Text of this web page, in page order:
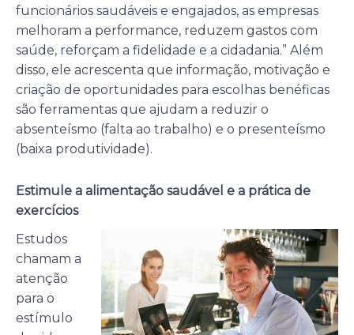
funcionários saudáveis e engajados, as empresas
melhoram a performance, reduzem gastos com
saúde, reforçam a fidelidade e a cidadania.” Além
disso, ele acrescenta que informação, motivação e
criação de oportunidades para escolhas benéficas
são ferramentas que ajudam a reduzir o
absenteísmo (falta ao trabalho) e o presenteísmo
(baixa produtividade).
Estimule a alimentação saudável e a prática de
exercícios
Estudos
chamam a
atenção
para o
estímulo